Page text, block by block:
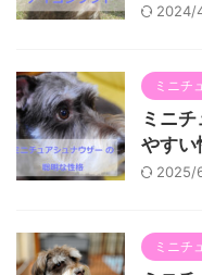
2024/
ミニチ
ミニ
やすい
2025/
ミニチ